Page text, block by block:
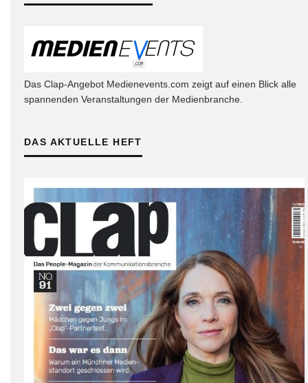
Das Clap-Angebot Medienevents.com zeigt auf einen Blick alle
spannenden Veranstaltungen der Medienbranche.
DAS AKTUELLE HEFT